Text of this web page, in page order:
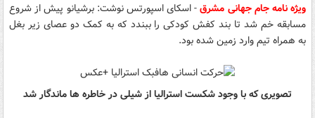
ویژه نامه جام جهانی مشرق- اسکای اسپورتس نوشت: برشیانو پیش از شروع
مسابقه خم شد تا بند کفش کودکی را ببندد که به کمک دو عصای زیر بغل
به همراه تیم وارد زمین شده بود.
تصویری که با وجود شکست استرالیا از شیلی در خاطره ها ماندگار شد